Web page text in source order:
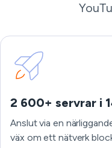
2 600+ servrar i
Anslut via en
väx om ett nätverk